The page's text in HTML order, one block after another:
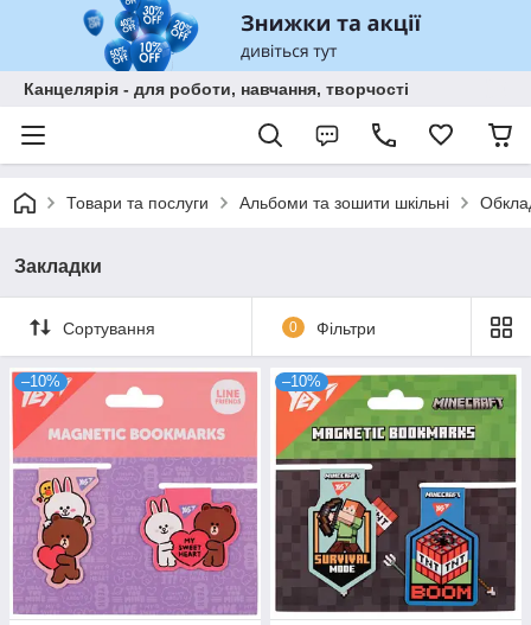
Канцелярія - для роботи, навчання, творчості
Товари та послуги Альбоми та зошити шкільні
Закладки
Сортування 0 Фільтри
–10% –10%